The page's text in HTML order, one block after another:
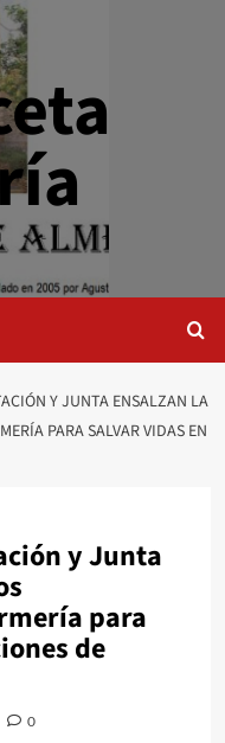
Y JUNTA ENSALZAN LA
PARA SALVAR VIDAS EN
y Junta
para
de
0